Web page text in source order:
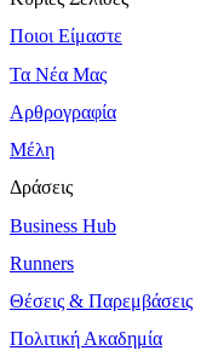
Ποιοι Είμαστε
Τα Νέα Μας
Αρθρογραφία
Μέλη
Δράσεις
Business Hub
Runners
Θέσεις & Παρεμβάσεις
Πολιτική Ακαδημία